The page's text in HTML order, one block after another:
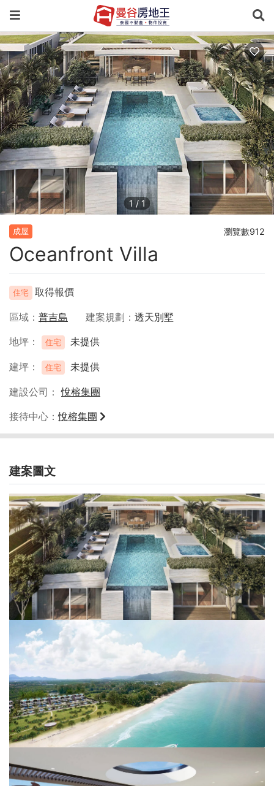
1 / 1
成屋 瀏覽數912
Oceanfront Villa
住宅 取得報價
區域 普吉島 建案規劃
透天別墅
地坪
住宅 未提供
建坪 住宅 未提供
建設公司
悅榕集團
接待中心
悅榕集團
建案圖文